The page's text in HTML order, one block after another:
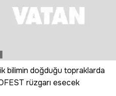
bilimin doğduğu topraklarda
rüzgarı esecek